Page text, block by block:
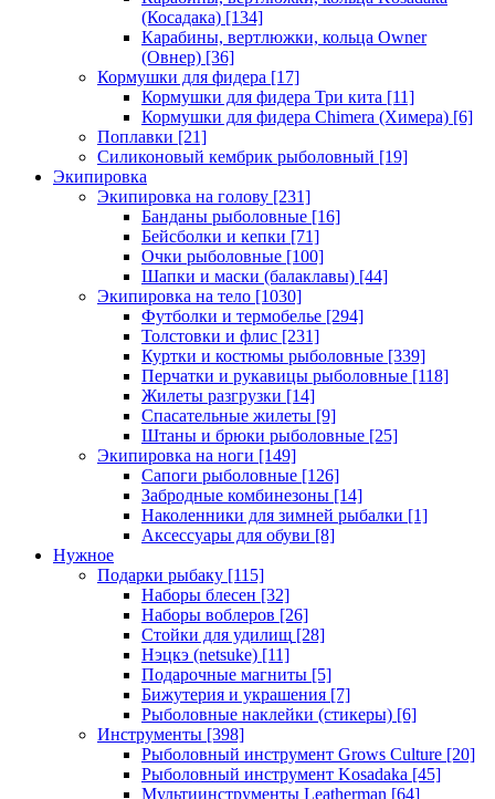
(Косадака) [134]
Карабины, вертлюжки, кольца Owner
(Овнер) [36]
Кормушки для фидера [17]
Кормушки для фидера Три кита [11]
Кормушки для фидера Chimera (Химера) [6]
Поплавки [21]
Силиконовый кембрик рыболовный [19]
Экипировка
Экипировка на голову [231]
Банданы рыболовные [16]
Бейсболки и кепки [71]
Очки рыболовные [100]
Шапки и маски (балаклавы) [44]
Экипировка на тело [1030]
Футболки и термобелье [294]
Толстовки и флис [231]
Куртки и костюмы рыболовные [339]
Перчатки и рукавицы рыболовные [118]
Жилеты разгрузки [14]
Спасательные жилеты [9]
Штаны и брюки рыболовные [25]
Экипировка на ноги [149]
Сапоги рыболовные [126]
Забродные комбинезоны [14]
Наколенники для зимней рыбалки [1]
Аксессуары для обуви [8]
Нужное
Подарки рыбаку [115]
Наборы блесен [32]
Наборы воблеров [26]
Стойки для удилищ [28]
Нэцкэ (netsuke) [11]
Подарочные магниты [5]
Бижутерия и украшения [7]
Рыболовные наклейки (стикеры) [6]
Инструменты [398]
Рыболовный инструмент Grows Culture [20]
Рыболовный инструмент Kosadaka [45]
Мультиинструменты Leatherman [64]